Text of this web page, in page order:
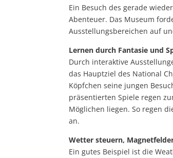
Ein Besuch des gerade
Abenteuer. Das Museum
Ausstellungsbereichen auf
Lernen durch Fantasie und
Durch interaktive
das Hauptziel des National
Köpfchen seine jungen
präsentierten Spiele regen
Möglichen liegen. So regen
an.
Wetter steuern,
Ein gutes Beispiel ist die